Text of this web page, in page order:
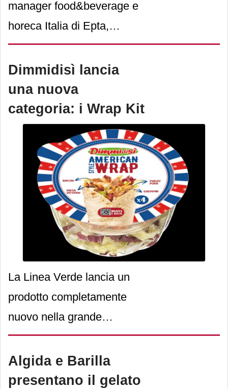
succo di limone; Balance:
insalata mista con feta dop,
miele.
manager food&beverage e
horeca Italia di Epta,
abbiamo scoperto le novità
che l’azienda specializzata
in refrigerazione
commerciale
Dimmidisì lancia
una nuova
categoria: i Wrap Kit
La Linea Verde lancia un
prodotto completamente
nuovo nella grande
distribuzione, creando di
fatto una nuova categoria
merceologica in grado di far
Algida e Barilla
presentano il gelato